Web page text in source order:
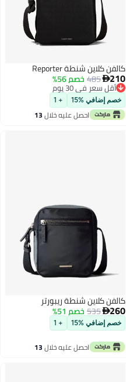
كالفن كلاين شنطة Reporter
210
485خصم 56%
أقل سعر في 30 يوم
أقل سعر في 30 يوم
خصم إضافي %15 + 1
احصل عليه خلال13
اغسطس
كالفن كلاين شنطة ريبورتر
260
535خصم 51%
خصم إضافي %15 + 1
احصل عليه خلال13
اغسطس